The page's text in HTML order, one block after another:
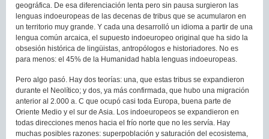
geográfica. De esa diferenciación lenta pero sin pausa surgieron las
lenguas indoeuropeas de las decenas de tribus que se acumularon en
un territorio muy grande. Y cada una desarrolló un idioma a partir de una
lengua común arcaica, el supuesto indoeuropeo original que ha sido la
obsesión histórica de lingüistas, antropólogos e historiadores. No es
para menos: el 45% de la Humanidad habla lenguas indoeuropeas.
Pero algo pasó. Hay dos teorías: una, que estas tribus se expandieron
durante el Neolítico; y dos, ya más confirmada, que hubo una migración
anterior al 2.000 a. C que ocupó casi toda Europa, buena parte de
Oriente Medio y el sur de Asia. Los indoeuropeos se expandieron en
todas direcciones menos hacia el frío norte que no les servía. Hay
muchas posibles razones: superpoblación y saturación del ecosistema,